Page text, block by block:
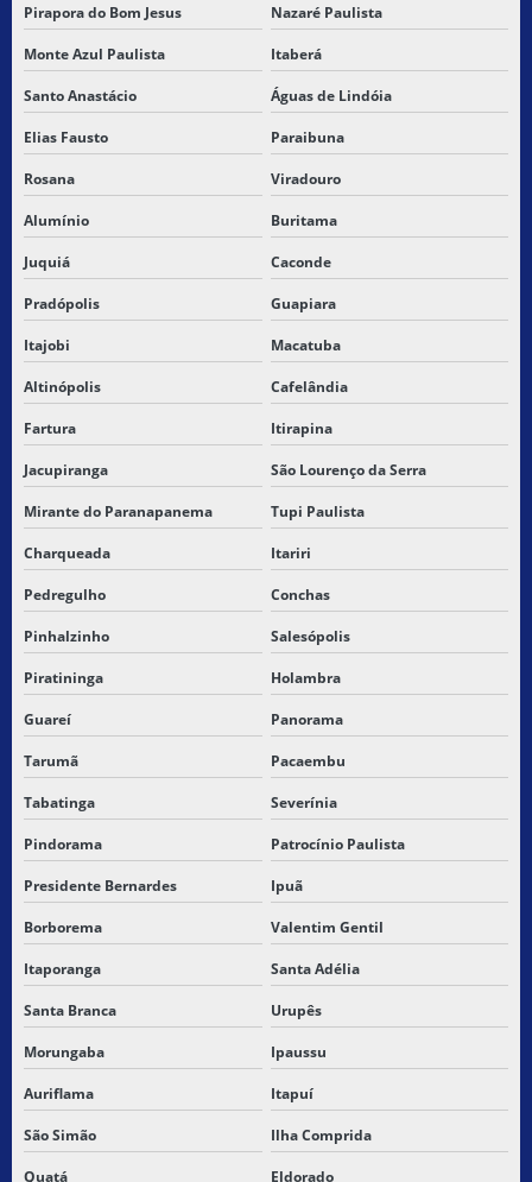
Pirapora do Bom Jesus Nazaré Paulista
Monte Azul Paulista Itaberá
Santo Anastácio Águas de Lindóia
Elias Fausto Paraibuna
Rosana Viradouro
Alumínio Buritama
Juquiá Caconde
Pradópolis Guapiara
Itajobi Macatuba
Altinópolis Cafelândia
Fartura Itirapina
Jacupiranga São Lourenço da Serra
Mirante do Paranapanema Tupi Paulista
Charqueada Itariri
Pedregulho Conchas
Pinhalzinho Salesópolis
Piratininga Holambra
Guareí Panorama
Tarumã Pacaembu
Tabatinga Severínia
Pindorama Patrocínio Paulista
Presidente Bernardes Ipuã
Borborema Valentim Gentil
Itaporanga Santa Adélia
Santa Branca Urupês
Morungaba Ipaussu
Auriflama Itapuí
São Simão Ilha Comprida
Quatá Eldorado